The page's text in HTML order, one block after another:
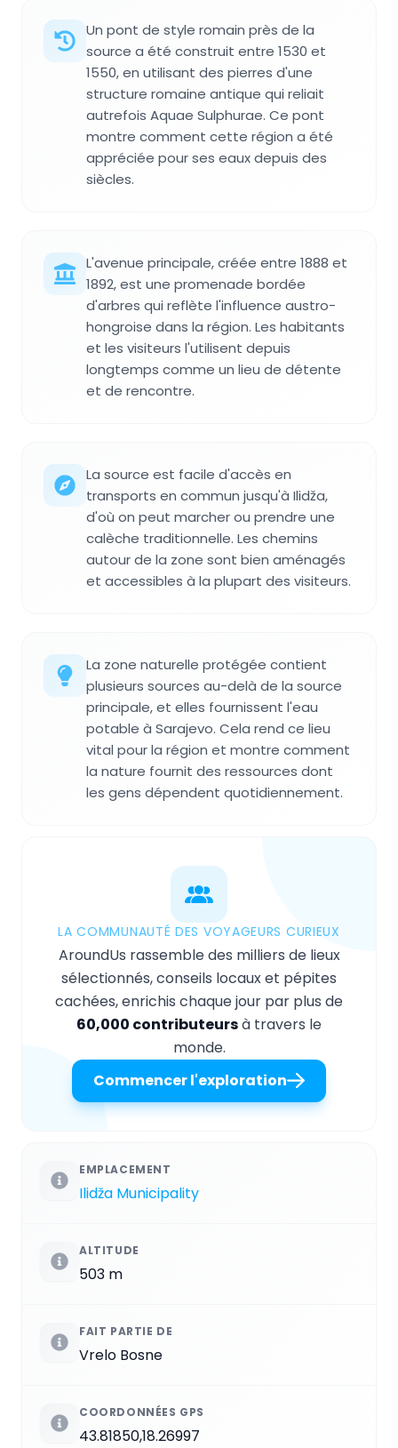
Un pont de style romain près de la
source a été construit entre 1530 et
1550, en utilisant des pierres d'une
structure romaine antique qui reliait
autrefois Aquae Sulphurae. Ce pont
montre comment cette région a été
appréciée pour ses eaux depuis des
siècles.
L'avenue principale, créée entre 1888 et
1892, est une promenade bordée
d'arbres qui reflète l'influence austro-
hongroise dans la région. Les habitants
et les visiteurs l'utilisent depuis
longtemps comme un lieu de détente
et de rencontre.
La source est facile d'accès en
transports en commun jusqu'à Ilidža,
d'où on peut marcher ou prendre une
calèche traditionnelle. Les chemins
autour de la zone sont bien aménagés
et accessibles à la plupart des visiteurs.
La zone naturelle protégée contient
plusieurs sources au-delà de la source
principale, et elles fournissent l'eau
potable à Sarajevo. Cela rend ce lieu
vital pour la région et montre comment
la nature fournit des ressources dont
les gens dépendent quotidiennement.
LA COMMUNAUTÉ DES VOYAGEURS CURIEUX
AroundUs rassemble des milliers de lieux
sélectionnés, conseils locaux et pépites
cachées, enrichis chaque jour par plus de
60,000 contributeursà travers le
monde.
Commencer l'exploration
EMPLACEMENT
Ilidža Municipality
ALTITUDE
503 m
FAIT PARTIE DE
Vrelo Bosne
COORDONNÉES GPS
43.81850,18.26997